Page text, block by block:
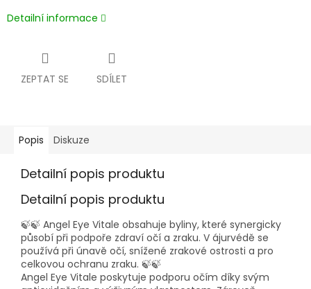
Detailní informace
ZEPTAT SE SDÍLET
Popis Diskuze
Detailní popis produktu
Detailní popis produktu
🍃🍃 Angel Eye Vitale obsahuje byliny, které synergicky
působí při podpoře zdraví očí a zraku. V ájurvédě se
používá při únavě očí, snížené zrakové ostrosti a pro
celkovou ochranu zraku. 🍃🍃
Angel Eye Vitale poskytuje podporu očím díky svým